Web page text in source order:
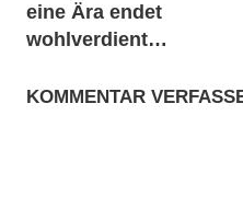
Klima
Luft
Wohnen
eine Ära endet
wohlverdient…
KOMMENTAR